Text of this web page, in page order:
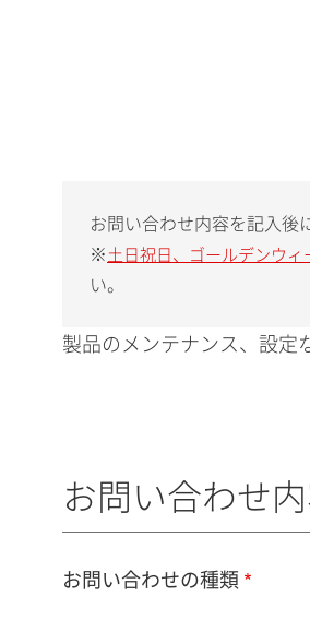
お問い合わせ内容を記入後
※ 土日祝日、ゴールデンウ
い。
製品のメンテナンス、設定
お問い合わせ
お問い合わせの種類